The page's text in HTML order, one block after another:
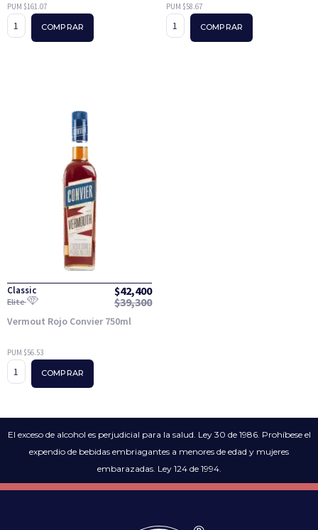
PUM $161.07
COMPRAR
PUM $58.67
COMPRAR
Classic $42,400
Elite $39,300
Vermout Rojo Convier 750ml
PUM $56.53
COMPRAR
El exceso de alcohol es perjudicial para la salud. Ley 30 de 1986. Prohíbese el
expendio de bebidas embriagantes a menores de edad y mujeres
embarazadas. Ley 124 de 1994.